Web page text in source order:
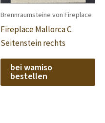
Brennraumsteine von Fireplace
Fireplace Mallorca C
Seitenstein rechts
bei wamiso
bestellen